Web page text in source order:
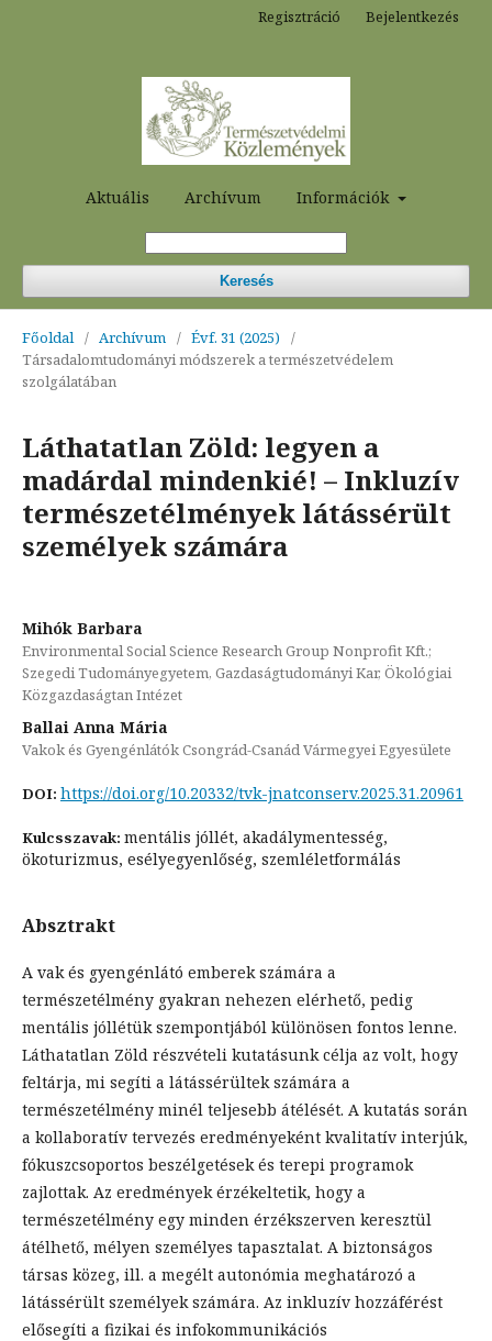
Aktuális Archívum Információk
Keresés
Regisztráció Bejelentkezés
Főoldal / Archívum / Évf. 31 (2025)
/
Társadalomtudományi módszerek a természetvédelem
szolgálatában
Láthatatlan Zöld: legyen a
madárdal mindenkié! – Inkluzív
természetélmények látássérült
személyek számára
Mihók Barbara
Environmental Social Science Research Group Nonprofit Kft.;
Szegedi Tudományegyetem, Gazdaságtudományi Kar, Ökológiai
Közgazdaságtan Intézet
Ballai Anna Mária
Vakok és Gyengénlátók Csongrád-Csanád Vármegyei Egyesülete
DOI: https://doi.org/10.20332/tvk-jnatconserv.2025.31.20961
Kulcsszavak: mentális jóllét, akadálymentesség,
ökoturizmus, esélyegyenlőség, szemléletformálás
Absztrakt
A vak és gyengénlátó emberek számára a
természetélmény gyakran nehezen elérhető, pedig
mentális jóllétük szempontjából különösen fontos lenne.
Láthatatlan Zöld részvételi kutatásunk célja az volt, hogy
feltárja, mi segíti a látássérültek számára a
természetélmény minél teljesebb átélését. A kutatás során
a kollaboratív tervezés eredményeként kvalitatív interjúk,
fókuszcsoportos beszélgetések és terepi programok
zajlottak. Az eredmények érzékeltetik, hogy a
természetélmény egy minden érzékszerven keresztül
átélhető, mélyen személyes tapasztalat. A biztonságos
társas közeg, ill. a megélt autonómia meghatározó a
látássérült személyek számára. Az inkluzív hozzáférést
elősegíti a fizikai és infokommunikációs